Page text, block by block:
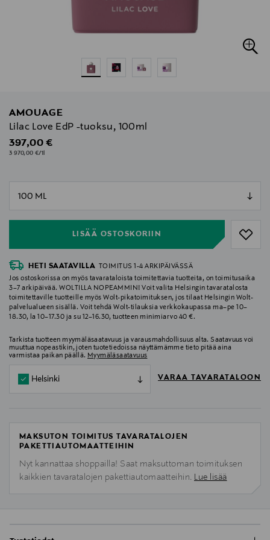
AMOUAGE
Lilac Love EdP -tuoksu, 100ml
Original Price
397,00 €
3 970,00 €/1l
LISÄÄ OSTOSKORIIN
HETI SAATAVILLA
TOIMITUS 1-4 ARKIPÄIVÄSSÄ
Jos ostoskorissa on myös tavarataloista toimitettavia tuotteita, on toimitusaika
3–7 arkipäivää. WOLTILLA NOPEAMMIN! Voit valita Helsingin tavaratalosta
toimitettaville tuotteille myös Wolt-pikatoimituksen, jos tilaat Helsingin Wolt-
palvelualueen sisällä. Voit tehdä Wolt-tilauksia verkkokaupassa ma–pe 10–
18.30, la 10–17.30 ja su 12–16.30, tuotteen minimiarvo 40 €.
Tarkista tuotteen myymäläsaatavuus ja varausmahdollisuus alta. Saatavuus voi
muuttua nopeastikin, joten tuotetiedoissa näyttämämme tieto pitää aina
varmistaa paikan päällä. Myymäläsaatavuus
Helsinki VARAA TAVARATALOON
MAKSUTON TOIMITUS TAVARATALOJEN
PAKETTIAUTOMAATTEIHIN
Nyt kannattaa shoppailla! Saat maksuttoman toimituksen
kaikkien tavaratalojen pakettiautomaatteihin. Lue lisää